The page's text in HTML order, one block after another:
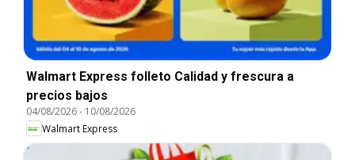
Walmart Express folleto Calidad y frescura a
precios bajos
04/08/2026- 10/08/2026
Walmart Express